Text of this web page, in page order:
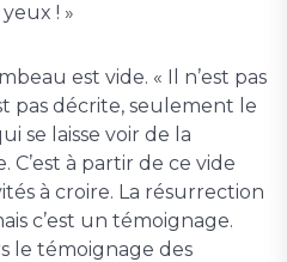
! »
est vide. « Il n’est pas
pas décrite, seulement le
se laisse voir de la
C’est à partir de ce vide
à croire. La résurrection
c’est un témoignage.
le témoignage des